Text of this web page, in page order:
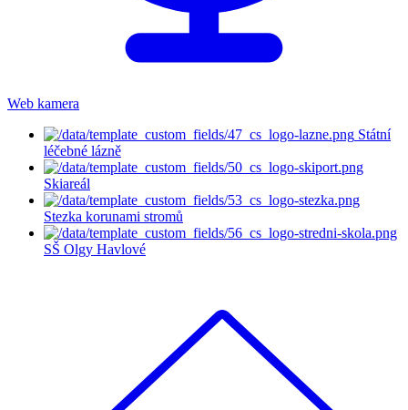
Web kamera
Státní
léčebné lázně
Skiareál
Stezka korunami stromů
SŠ Olgy Havlové